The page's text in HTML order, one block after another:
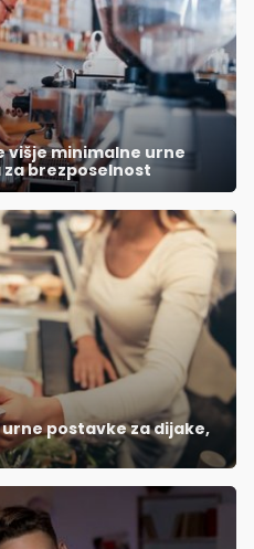
višje minimalne urne
brezposelnost
postavke za dijake,